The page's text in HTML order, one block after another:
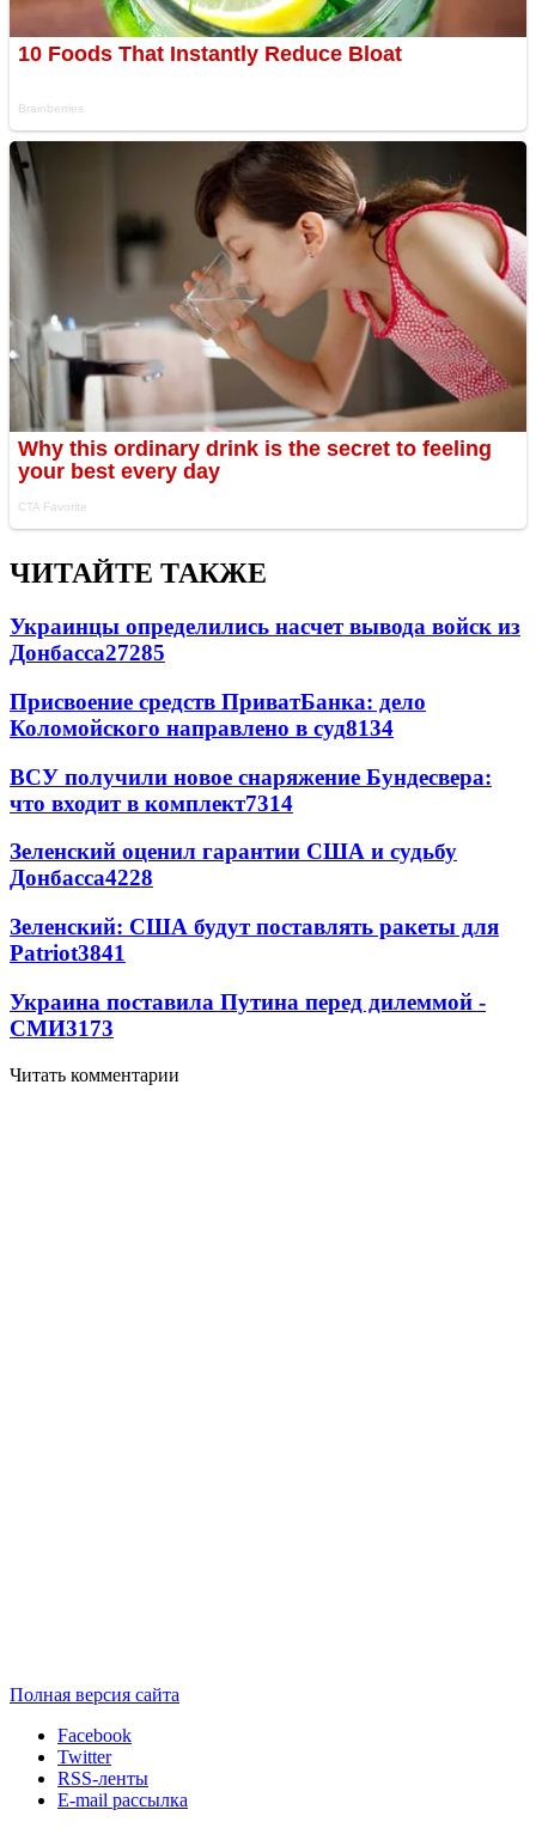
ЧИТАЙТЕ ТАКЖЕ
Украинцы определились насчет вывода войск из
Донбасса27285
Присвоение средств ПриватБанка: дело
Коломойского направлено в суд8134
ВСУ получили новое снаряжение Бундесвера:
что входит в комплект7314
Зеленский оценил гарантии США и судьбу
Донбасса4228
Зеленский: США будут поставлять ракеты для
Patriot3841
Украина поставила Путина перед дилеммой -
СМИ3173
Читать комментарии
Полная версия сайта
Facebook
Twitter
RSS-ленты
E-mail рассылка